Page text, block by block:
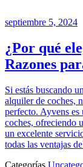
septiembre 5, 2024
¿Por qué
Razones
Si estás buscando
alquiler de coches,
perfecto. Ayvens es
coches, ofreciendo
un excelente
todas las ventajas
Categorías